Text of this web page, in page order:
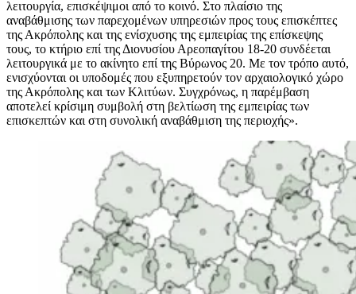
λειτουργία, επισκέψιμοι από το κοινό. Στο πλαίσιο της
αναβάθμισης των παρεχομένων υπηρεσιών προς τους επισκέπτες
της Ακρόπολης και της ενίσχυσης της εμπειρίας της επίσκεψης
τους, το κτήριο επί της Διονυσίου Αρεοπαγίτου 18-20 συνδέεται
λειτουργικά με το ακίνητο επί της Βύρωνος 20. Με τον τρόπο αυτό,
ενισχύονται οι υποδομές που εξυπηρετούν τον αρχαιολογικό χώρο
της Ακρόπολης και των Κλιτύων. Συγχρόνως, η παρέμβαση
αποτελεί κρίσιμη συμβολή στη βελτίωση της εμπειρίας των
επισκεπτών και στη συνολική αναβάθμιση της περιοχής».